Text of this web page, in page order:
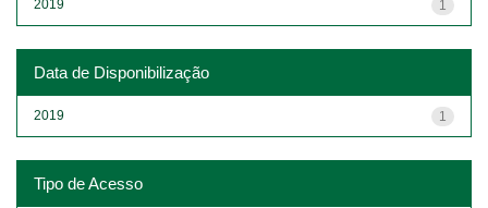
1
2019
Data de Disponibilização
1
2019
Tipo de Acesso